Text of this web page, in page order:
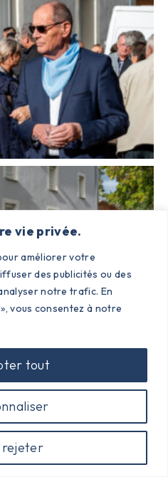
vie privée.
améliorer votre
des publicités ou des
notre trafic. En
vous consentez à notre
rejeter
tout